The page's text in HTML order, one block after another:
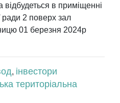
відбудеться в приміщенні
ради 2 поверх зал
01 березня 2024р
, інвестори
територіальна